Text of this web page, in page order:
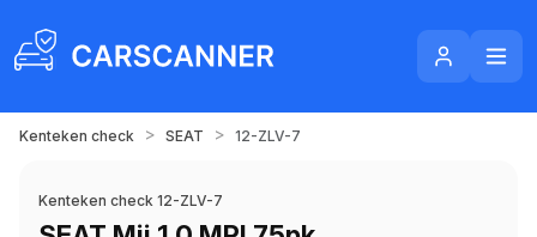
Kenteken check > SEAT > 12-ZLV-7
Kenteken check 12-ZLV-7